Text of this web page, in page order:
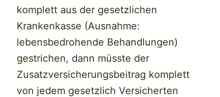
komplett aus der gesetzlichen
Krankenkasse (Ausnahme:
lebensbedrohende Behandlungen)
gestrichen, dann müsste der
Zusatzversicherungsbeitrag komplett
von jedem gesetzlich Versicherten